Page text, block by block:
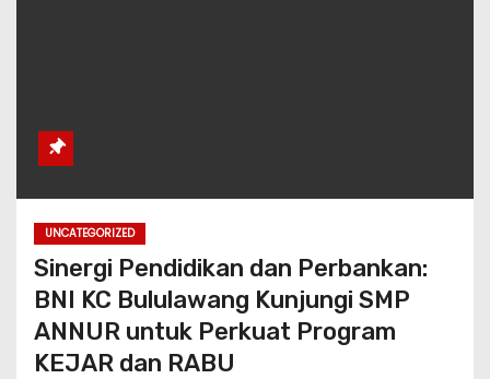
UNCATEGORIZED
Sinergi Pendidikan dan Perbankan:
BNI KC Bululawang Kunjungi SMP
ANNUR untuk Perkuat Program
KEJAR dan RABU